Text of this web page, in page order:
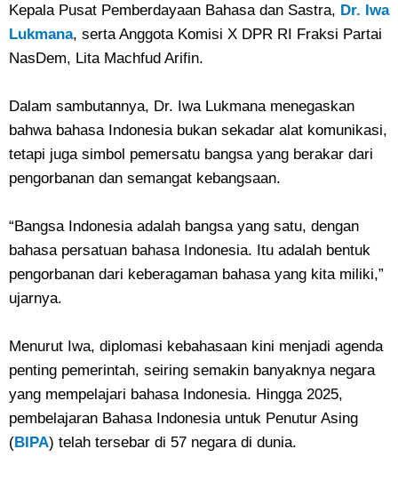
Kepala Pusat Pemberdayaan Bahasa dan Sastra, Dr. Iwa
Lukmana, serta Anggota Komisi X DPR RI Fraksi Partai
NasDem, Lita Machfud Arifin.
Dalam sambutannya, Dr. Iwa Lukmana menegaskan
bahwa bahasa Indonesia bukan sekadar alat komunikasi,
tetapi juga simbol pemersatu bangsa yang berakar dari
pengorbanan dan semangat kebangsaan.
“Bangsa Indonesia adalah bangsa yang satu, dengan
bahasa persatuan bahasa Indonesia. Itu adalah bentuk
pengorbanan dari keberagaman bahasa yang kita miliki,”
ujarnya.
Menurut Iwa, diplomasi kebahasaan kini menjadi agenda
penting pemerintah, seiring semakin banyaknya negara
yang mempelajari bahasa Indonesia. Hingga 2025,
pembelajaran Bahasa Indonesia untuk Penutur Asing
(BIPA) telah tersebar di 57 negara di dunia.